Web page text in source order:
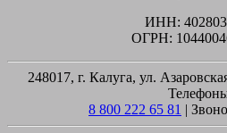
ИНН:
ОГРН:
248017, г. Калуга, ул.
8 800 222 65 81 |